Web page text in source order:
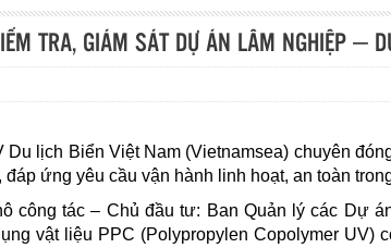
TRA, GIÁM SÁT DỰ ÁN LÂM NGHIỆP –
Du lịch Biển Việt Nam (Vietnamsea) chuyên
ứng yêu cầu vận hành linh hoạt, an toàn
công tác – Chủ đầu tư: Ban Quản lý các Dự
vật liệu PPC (Polypropylen Copolymer UV)